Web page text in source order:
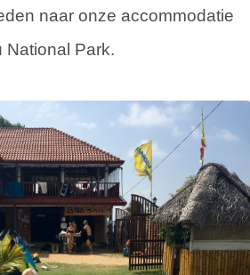
naar onze accommodatie
National Park.